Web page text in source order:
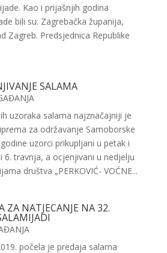
Kao i prijašnjih godina
bili su: Zagrebačka županija,
Zagreb. Predsjednica Republike
SALAMA
uzoraka salama najznačajniji je
za održavanje Samoborske
uzorci prikupljani u petak i
6. travnja, a ocjenjivani u nedjelju
društva „PERKOVIĆ- VOĆNE...
ZA NATJECANJE NA 32.
počela je predaja salama